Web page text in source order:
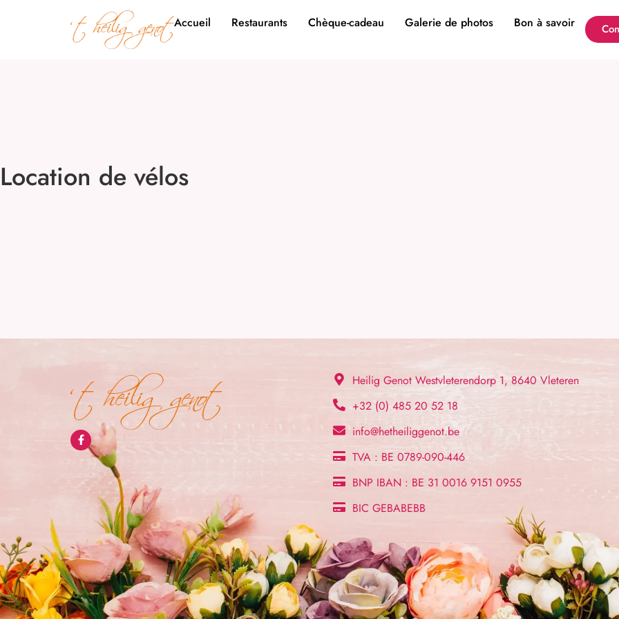
Accueil Restaurants Chèque-cadeau Galerie de photos Bon à savoir
Location de vélos
Heilig Genot Westvleterendorp 1, 8640 Vleteren
+32 (0) 485 20 52 18
info@hetheiliggenot.be
TVA : BE 0789-090-446
BNP IBAN : BE 31 0016 9151 0955
BIC GEBABEBB